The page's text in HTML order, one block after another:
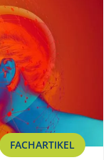
FACHARTIKEL